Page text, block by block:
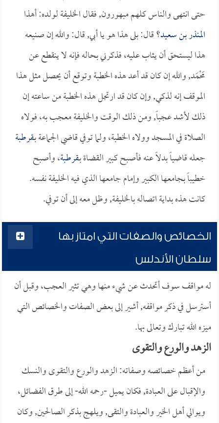
حتى انتهى والناس كلهم مبهورون, فقال الخليفة لولده: أهذا
المنذر بن سعيد؟ قال: بلى هذا هو يا أبي, قال: والله إن صنيعه
هذا ليستحق أن يثاب عليه، فذكرني بحاله فإنه لا ينقطع عن
مَحْمَد, والله إن كان قد أعد هذه الخطبة وتوقع أن يحصل مثل هذا
الموقف إنه لذكي, وإن كان قد ارتجل هذه الخطبة من ساعته إن
ذلك لأشد عجباً, ومن ذلك الوقت والخليفة معجب به، فولاه
الصلاة في المسجد وولاه الخطبة، ولما توفي قاضي الجماعة بـقرطبة
جعله قاضياً بدلاً عنه فأصبح كبير القضاة بـقرطبة، وأصبح
خطيباً بجامعها الكبير وإمام جامعها الذي فيه الخليفة نفسه.
كانت هذه بداية اتصاله بالخليفة, وظل معه إلى أن توفي.
الخصائص والصفات التي امتاز بها
سلطان الأندلس
له مواقف سوف أتحدث عن شيء منها وهي تثير العجب، وقبل أن
أسترسل في ذكر مواقفه, أشير إلى بعض الصفات والخصائص التي
ميزه الله تبارك وتعالى بها.
الزهد والورع والتقوى
من أعظم خصائصه وصفاته: الزهد والورع والتقوى والنسك
والإقبال على العبادة, فكان يميل -رحمه الله- إلى طرق الفضائل،
ويوالي أهل الخير والعبادة والتقى, ويلهج بذكر الصالحين, وكان